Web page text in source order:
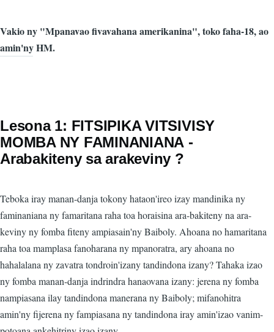
Vakio ny "Mpanavao fivavahana amerikanina", toko faha-18, ao
amin'ny HM.
Lesona 1: FITSIPIKA VITSIVISY
MOMBA NY FAMINANIΑΝΑ -
Arabakiteny sa arakeviny ?
Teboka iray manan-danja tokony hataon'ireo izay mandinika ny
faminaniana ny famaritana raha toa horaisina ara-bakiteny na ara-
keviny ny fomba fiteny ampiasain'ny Baiboly. Ahoana no hamaritana
raha toa mamplasa fanoharana ny mpanoratra, ary ahoana no
hahalalana ny zavatra tondroin'izany tandindona izany? Tahaka izao
ny fomba manan-danja indrindra hanaovana izany: jerena ny fomba
nampiasana ilay tandindona manerana ny Baiboly; mifanohitra
amin'ny fijerena ny fampiasana ny tandindona iray amin'izao vanim-